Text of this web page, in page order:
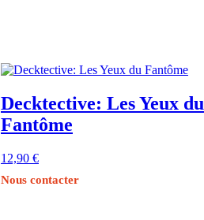
Decktective: Les Yeux du
Fantôme
12,90 €
Nous contacter